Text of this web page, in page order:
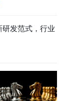
发范式，行业